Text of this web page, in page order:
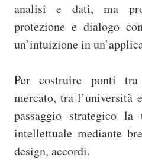
analisi e dati, ma
protezione e dialogo
un’intuizione in
Per costruire ponti
mercato, tra l’università
passaggio strategico
intellettuale mediante
design, accordi.